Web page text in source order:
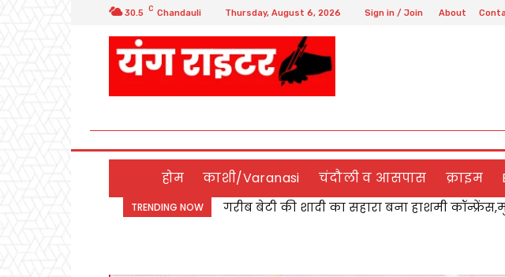
30.5 C Chandauli Thursday, August 6, 2026 Sign in / Join About
होम काशी/Varanasi चंदौली व आसपास क्राइम
TRENDING NOW
गरीब बेटी की शादी का सहारा बना हाशमी
Chandauli:बबुरी रोड पर लटका बिजली का तार